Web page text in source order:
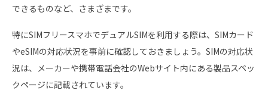
できるものなど、さまざまです。
特にSIMフリースマホでデュアルSIMを利用する際は、SIMカード
やeSIMの対応状況を事前に確認しておきましょう。SIMの対応状
況は、メーカーや携帯電話会社のWebサイト内にある製品スペッ
クページに記載されています。